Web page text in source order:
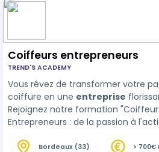
compréhension approfondie des
Coiffeurs entrepreneurs
TREND'S ACADEMY
Vous rêvez de transformer votre
coiffure en une entreprise
Rejoignez notre formation
Entrepreneurs : de la passion à
Bordeaux (33) > 700€